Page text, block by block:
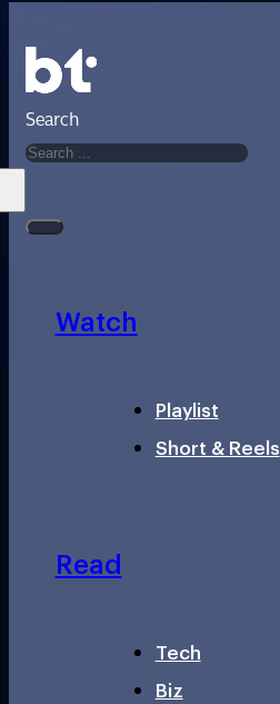
Search
Watch
Playlist
Short & Reels
Read
Tech
Biz